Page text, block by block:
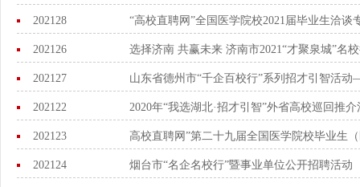
202128 “高校直聘网”全国医学院校2021届毕业生洽
202126 选择济南 共赢未来 济南市2021“才聚泉城”名
202127 山东省德州市“千企百校行”系列招才引智活
202122 2020年“我选湖北·招才引智”外省高校巡回推
202123 高校直聘网”第二十九届全国医学院校毕业
202124 烟台市“名企名校行”暨事业单位公开招聘活动